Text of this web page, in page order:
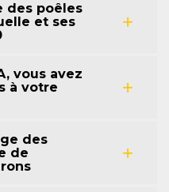
des poêles
et ses
vous avez
à votre
des
de